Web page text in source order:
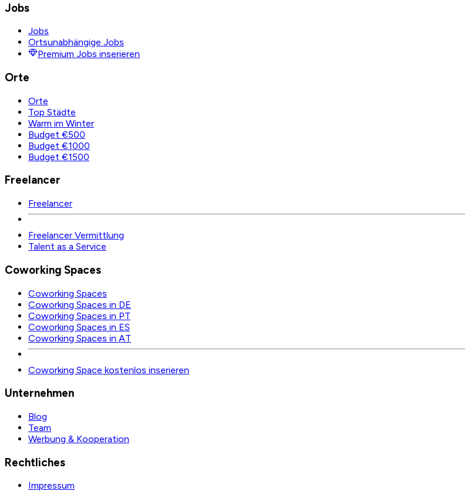
Jobs
Jobs
Ortsunabhängige Jobs
Premium Jobs inserieren
Orte
Orte
Top Städte
Warm im Winter
Budget €500
Budget €1000
Budget €1500
Freelancer
Freelancer
Freelancer Vermittlung
Talent as a Service
Coworking Spaces
Coworking Spaces
Coworking Spaces in DE
Coworking Spaces in PT
Coworking Spaces in ES
Coworking Spaces in AT
Coworking Space kostenlos inserieren
Unternehmen
Blog
Team
Werbung & Kooperation
Rechtliches
Impressum